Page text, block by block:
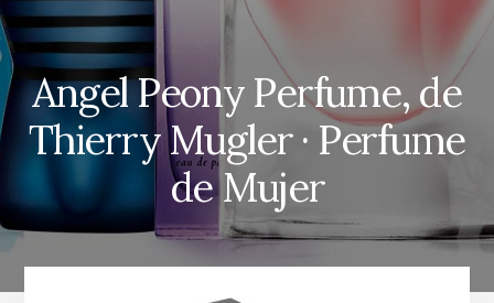
Angel Peony Perfume, de
Thierry Mugler · Perfume
de Mujer